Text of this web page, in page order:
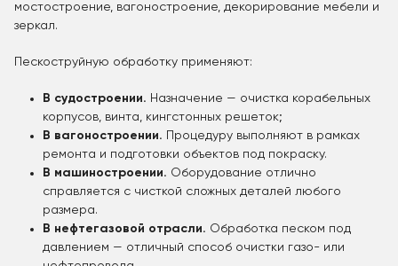
мостостроение, вагоностроение, декорирование мебели и
зеркал.
Пескоструйную обработку применяют:
В судостроении. Назначение — очистка корабельных
корпусов, винта, кингстонных решеток;
В вагоностроении. Процедуру выполняют в рамках
ремонта и подготовки объектов под покраску.
В машиностроении. Оборудование отлично
справляется с чисткой сложных деталей любого
размера.
В нефтегазовой отрасли. Обработка песком под
давлением — отличный способ очистки газо- или